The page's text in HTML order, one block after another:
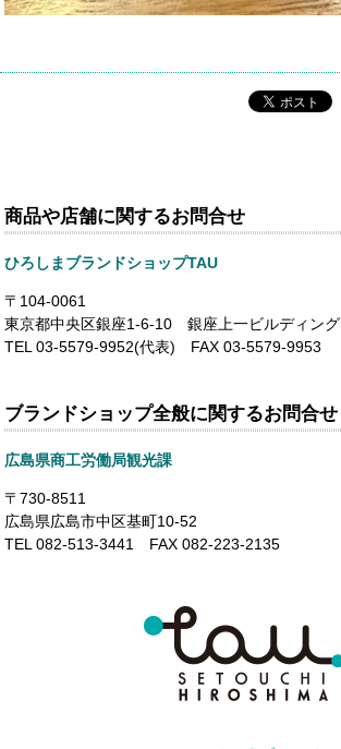
商品や店舗に関するお問合せ
ひろしまブランドショップTAU
〒104-0061
東京都中央区銀座1-6-10 銀座上一ビルディング
TEL 03-5579-9952(代表) FAX 03-5579-9953
ブランドショップ全般に関するお問合せ
広島県商工労働局観光課
〒730-8511
広島県広島市中区基町10-52
TEL 082-513-3441 FAX 082-223-2135